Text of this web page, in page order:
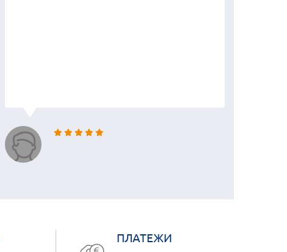
ПЛАТЕЖИ